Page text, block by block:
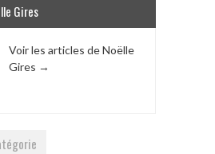
Gires
Voir les articles de Noëlle
Gires →